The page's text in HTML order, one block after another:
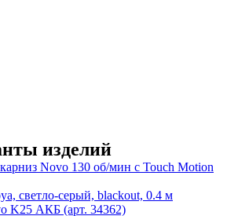
изделий
Novo 130 об/мин с Touch Motion
светло-серый, blackout, 0.4 м
K25 АКБ (арт. 34362)